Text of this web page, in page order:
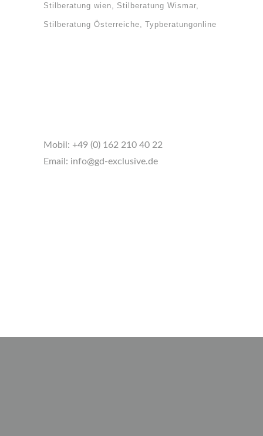
Stilberatung wien Stilberatung Wismar
Stilberatung Österreiche Typberatungonline
Mobil: +49 (0) 162 210 40 22
Email: info@gd-exclusive.de